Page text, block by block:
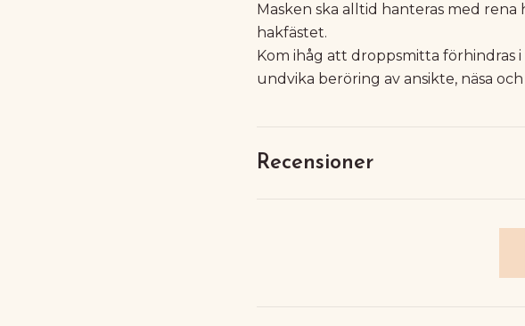
Masken ska alltid hanteras med
hakfästet.
Kom ihåg att droppsmitta förhindras
undvika beröring av ansikte, näsa
Recensioner